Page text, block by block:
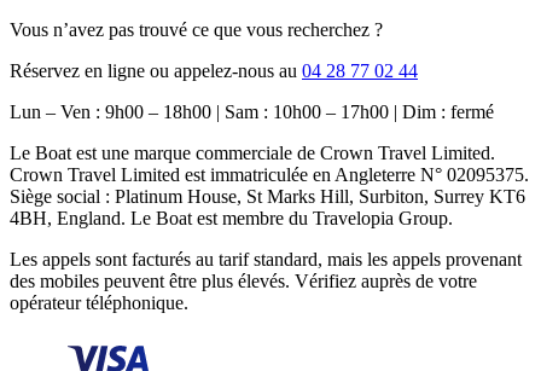
Vous n’avez pas trouvé ce que vous recherchez ?
Réservez en ligne ou appelez-nous au 04 28 77 02 44
Lun – Ven : 9h00 – 18h00 | Sam : 10h00 – 17h00 | Dim : fermé
Le Boat est une marque commerciale de Crown Travel Limited.
Crown Travel Limited est immatriculée en Angleterre N° 02095375.
Siège social : Platinum House, St Marks Hill, Surbiton, Surrey KT6
4BH, England. Le Boat est membre du Travelopia Group.
Les appels sont facturés au tarif standard, mais les appels provenant
des mobiles peuvent être plus élevés. Vérifiez auprès de votre
opérateur téléphonique.